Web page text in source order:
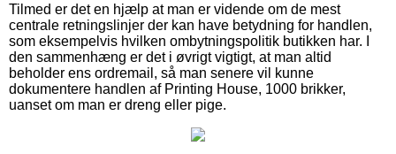
Tilmed er det en hjælp at man er vidende om de mest
centrale retningslinjer der kan have betydning for handlen,
som eksempelvis hvilken ombytningspolitik butikken har. I
den sammenhæng er det i øvrigt vigtigt, at man altid
beholder ens ordremail, så man senere vil kunne
dokumentere handlen af Printing House, 1000 brikker,
uanset om man er dreng eller pige.